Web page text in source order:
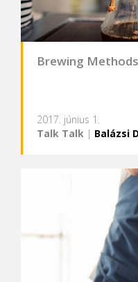
Brewing
2017. június 1.
Talk Talk | Balázsi